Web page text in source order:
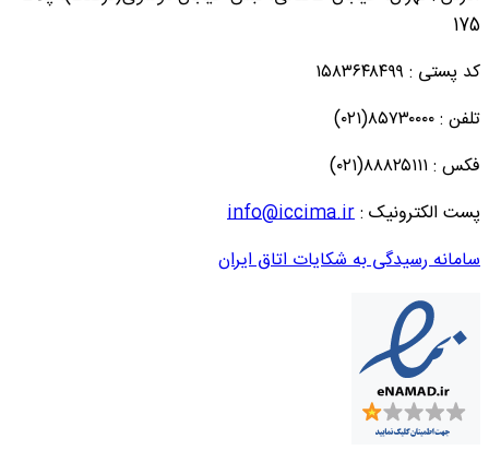
175
کد پستی : ۱۵۸۳۶۴۸۴۹۹
تلفن : ۸۵۷۳۰۰۰۰(۰۲۱)
فکس : ۸۸۸۲۵۱۱۱(۰۲۱)
پست الکترونیک :info@iccima.ir
سامانه رسیدگی به شکایات اتاق ایران